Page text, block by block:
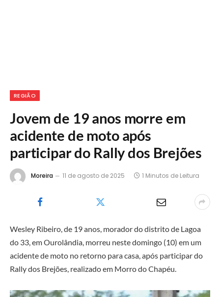
REGIÃO
Jovem de 19 anos morre em
acidente de moto após
participar do Rally dos Brejões
Moreira 11 de agosto de 2025 1 Minutos de Leitura
Wesley Ribeiro, de 19 anos, morador do distrito de Lagoa
do 33, em Ourolândia, morreu neste domingo (10) em um
acidente de moto no retorno para casa, após participar do
Rally dos Brejões, realizado em Morro do Chapéu.